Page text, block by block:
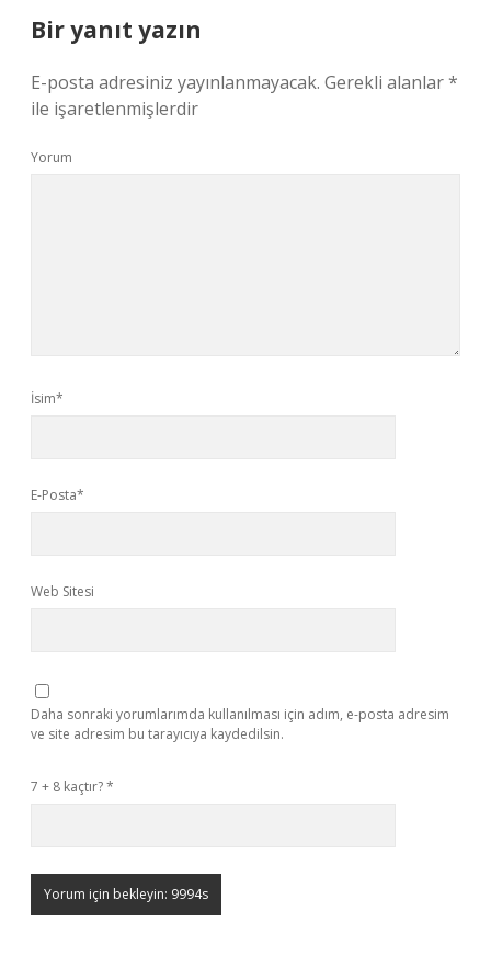
Bir yanıt yazın
E-posta adresiniz yayınlanmayacak. Gerekli alanlar*
ile işaretlenmişlerdir
Yorum
İsim*
E-Posta*
Web Sitesi
Daha sonraki yorumlarımda kullanılması için adım, e-posta adresim
ve site adresim bu tarayıcıya kaydedilsin.
7 + 8 kaçtır?*